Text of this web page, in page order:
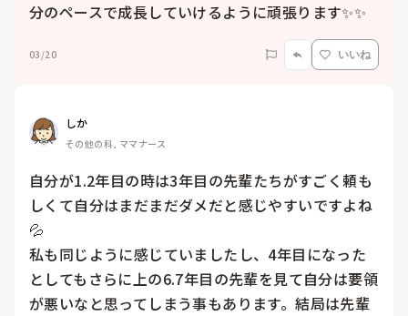
分のペースで成長していけるように頑張ります✨✨
03/20 いいね
しか
その他の科, ママナース
自分が1.2年目の時は3年目の先輩たちがすごく頼も
しくて自分はまだまだダメだと感じやすいですよね
💦
私も同じように感じていましたし、4年目になった
としてもさらに上の6.7年目の先輩を見て自分は要領
が悪いなと思ってしまう事もあります。結局は先輩